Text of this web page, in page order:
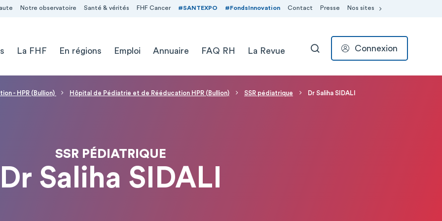
Notre observatoire Santé & vérités FHF Cancer #SANTEXPO #FondsInnovation Contact Presse Nos sites
La FHF En régions Emploi Annuaire FAQ RH La Revue RECHERCHER
Connexion
- HPR (Bullion) Hôpital de Pédiatrie et de Rééducation HPR (Bullion) SSR pédiatrique Dr Saliha SIDALI
SSR PÉDIATRIQUE
Dr Saliha SIDALI